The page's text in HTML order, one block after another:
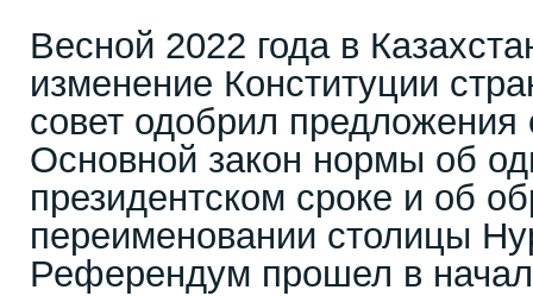
Весной 2022 года в
изменение Конституции
совет одобрил предложения
Основной закон нормы об
президентском сроке и об
переименовании столицы
Референдум прошел в